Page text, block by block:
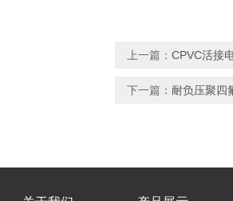
上一篇： CPVC活接
下一篇： 耐负压聚四